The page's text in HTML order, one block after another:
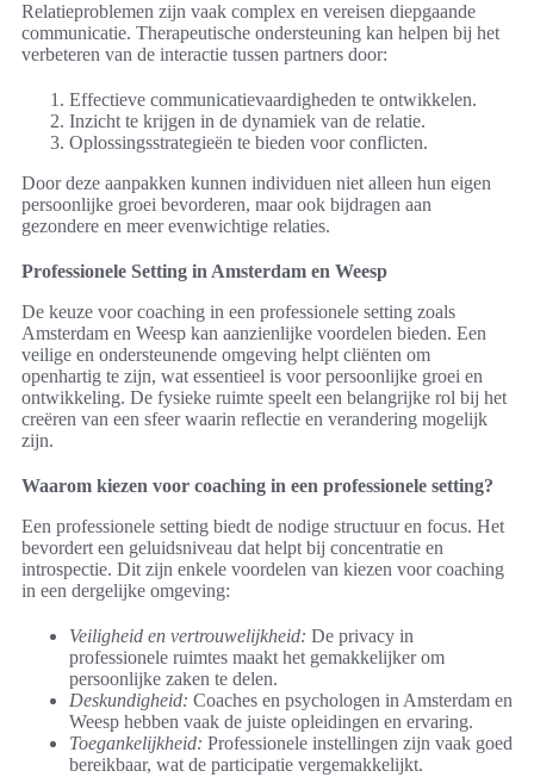
Relatieproblemen zijn vaak complex en vereisen diepgaande
communicatie. Therapeutische ondersteuning kan helpen bij het
verbeteren van de interactie tussen partners door:
Effectieve communicatievaardigheden te ontwikkelen.
Inzicht te krijgen in de dynamiek van de relatie.
Oplossingsstrategieën te bieden voor conflicten.
Door deze aanpakken kunnen individuen niet alleen hun eigen
persoonlijke groei bevorderen, maar ook bijdragen aan
gezondere en meer evenwichtige relaties.
Professionele Setting in Amsterdam en Weesp
De keuze voor coaching in een professionele setting zoals
Amsterdam en Weesp kan aanzienlijke voordelen bieden. Een
veilige en ondersteunende omgeving helpt cliënten om
openhartig te zijn, wat essentieel is voor persoonlijke groei en
ontwikkeling. De fysieke ruimte speelt een belangrijke rol bij het
creëren van een sfeer waarin reflectie en verandering mogelijk
zijn.
Waarom kiezen voor coaching in een professionele setting?
Een professionele setting biedt de nodige structuur en focus. Het
bevordert een geluidsniveau dat helpt bij concentratie en
introspectie. Dit zijn enkele voordelen van kiezen voor coaching
in een dergelijke omgeving:
Veiligheid en vertrouwelijkheid: De privacy in
professionele ruimtes maakt het gemakkelijker om
persoonlijke zaken te delen.
Deskundigheid: Coaches en psychologen in Amsterdam en
Weesp hebben vaak de juiste opleidingen en ervaring.
Toegankelijkheid: Professionele instellingen zijn vaak goed
bereikbaar, wat de participatie vergemakkelijkt.